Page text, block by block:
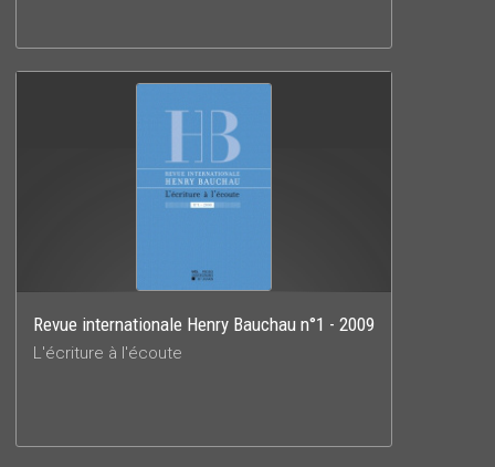
Revue internationale Henry Bauchau n°1 - 2009
L'écriture à l'écoute